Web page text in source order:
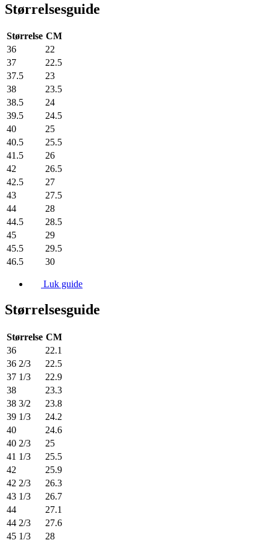
Størrelsesguide
Størrelse CM
36
22
37
22.5
37.5
23
38
23.5
38.5
24
39.5
24.5
40
25
40.5
25.5
41.5
26
42
26.5
42.5
27
43
27.5
44
28
44.5
28.5
45
29
45.5
29.5
46.5
30
Luk guide
Størrelsesguide
Størrelse CM
36
22.1
36 2/3
22.5
37 1/3
22.9
38
23.3
38 3/2
23.8
39 1/3
24.2
40
24.6
40 2/3
25
41 1/3
25.5
42
25.9
42 2/3
26.3
43 1/3
26.7
44
27.1
44 2/3
27.6
45 1/3
28